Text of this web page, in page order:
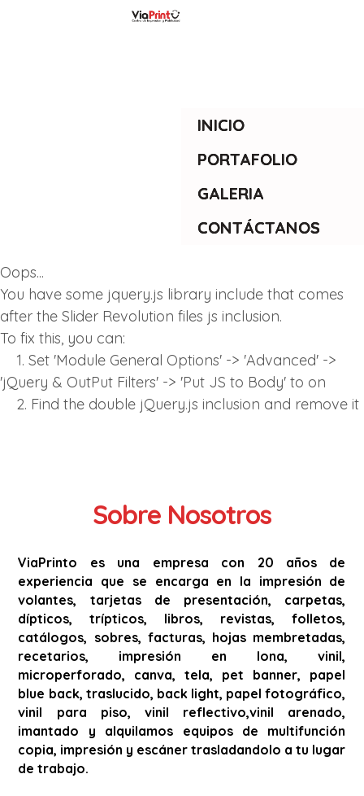
INICIO
PORTAFOLIO
GALERIA
CONTÁCTANOS
Oops...
You have some jquery.js library include that comes
after the Slider Revolution files js inclusion.
To fix this, you can:
1. Set 'Module General Options' -> 'Advanced' ->
'jQuery & OutPut Filters' -> 'Put JS to Body' to on
2. Find the double jQuery.js inclusion and remove it
Sobre Nosotros
ViaPrinto es una empresa con 20 años de
experiencia que se encarga en la impresión de
volantes, tarjetas de presentación, carpetas,
dípticos, trípticos, libros, revistas, folletos,
catálogos, sobres, facturas, hojas membretadas,
recetarios, impresión en lona, vinil,
microperforado, canva, tela, pet banner, papel
blue back, traslucido, back light, papel fotográfico,
vinil para piso, vinil reflectivo,vinil arenado,
imantado y alquilamos equipos de multifunción
copia, impresión y escáner trasladandolo a tu lugar
de trabajo.